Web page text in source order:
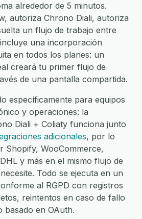
alrededor de 5 minutos.
autoriza Chrono Diali, autoriza
un flujo de trabajo entre
una incorporación
en todos los planes: un
creará tu primer flujo de
de una pantalla compartida.
específicamente para equipos
y operaciones: la
Diali + Coliaty funciona junto
adicionales, por lo
Shopify, WooCommerce,
y más en el mismo flujo de
Todo se ejecuta en un
al RGPD con registros
reintentos en caso de fallo
basado en OAuth.